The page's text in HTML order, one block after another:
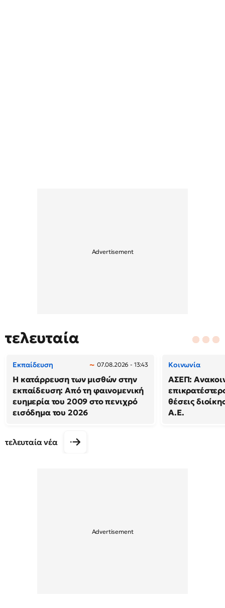
τελευταία
Εκπαίδευση 07.08.2026 - 13:43
Η κατάρρευση των μισθών στην
εκπαίδευση: Από τη φαινομενική
ευημερία του 2009 στο πενιχρό
εισόδημα του 2026
Κοινωνία
ΑΣΕΠ:
θέσεις
Α.Ε.
τελευταία νέα